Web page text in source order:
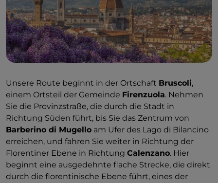
Unsere Route beginnt in der Ortschaft Bruscoli,
einem Ortsteil der Gemeinde Firenzuola. Nehmen
Sie die Provinzstraße, die durch die Stadt in
Richtung Süden führt, bis Sie das Zentrum von
Barberino di Mugello am Ufer des Lago di Bilancino
erreichen, und fahren Sie weiter in Richtung der
Florentiner Ebene in Richtung Calenzano. Hier
beginnt eine ausgedehnte flache Strecke, die direkt
durch die florentinische Ebene führt, eines der